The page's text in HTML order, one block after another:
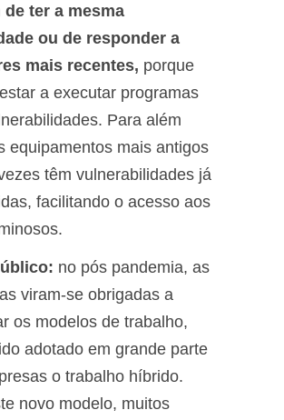
de ter a mesma
ou de responder a
mais recentes, porque
a executar programas
Para além
equipamentos mais antigos
têm vulnerabilidades já
facilitando o acesso aos
no pós pandemia, as
viram-se obrigadas a
os modelos de trabalho,
adotado em grande parte
o trabalho híbrido.
novo modelo, muitos